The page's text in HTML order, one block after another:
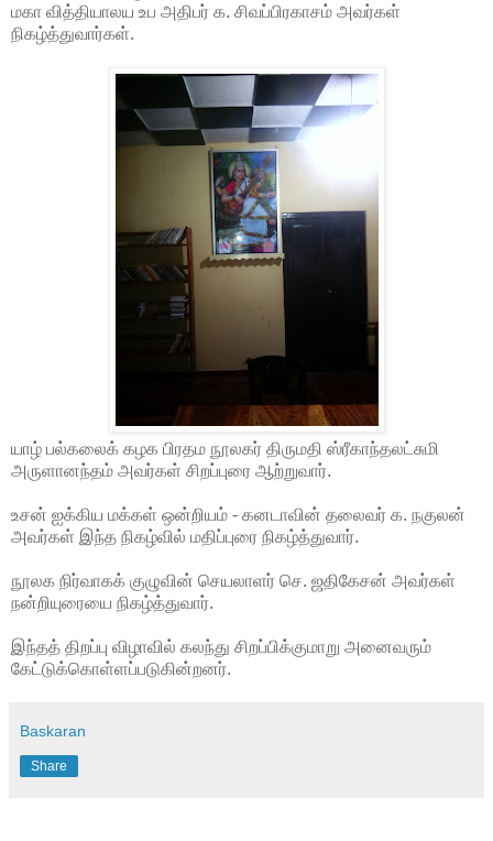
மகா வித்தியாலய உப அதிபர் க. சிவப்பிரகாசம் அவர்கள்
நிகழ்த்துவார்கள்.
யாழ் பல்கலைக் கழக பிரதம நூலகர் திருமதி ஸ்ரீகாந்தலட்சுமி
அருளானந்தம் அவர்கள் சிறப்புரை ஆற்றுவார்.
உசன் ஐக்கிய மக்கள் ஒன்றியம் - கனடாவின் தலைவர் க. நகுலன்
அவர்கள் இந்த நிகழ்வில் மதிப்புரை நிகழ்த்துவார்.
நூலக நிர்வாகக் குழுவின் செயலாளர் செ. ஜதிகேசன் அவர்கள்
நன்றியுரையை நிகழ்த்துவார்.
இந்தத் திறப்பு விழாவில் கலந்து சிறப்பிக்குமாறு அனைவரும்
கேட்டுக்கொள்ளப்படுகின்றனர்.
Baskaran
Share